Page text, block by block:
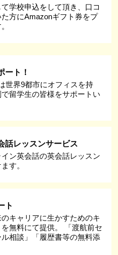
学校申込をして頂き、口コ
方にAmazonギフト券をプ
ート！
世界9都市にオフィスを持
留学生の皆様をサポートい
話レッスンサービス
ン英会話の英会話レッスン
す。
ト
キャリアに生かすためのキ
無料にて提供。 「渡航前セ
相談」「履歴書等の無料添